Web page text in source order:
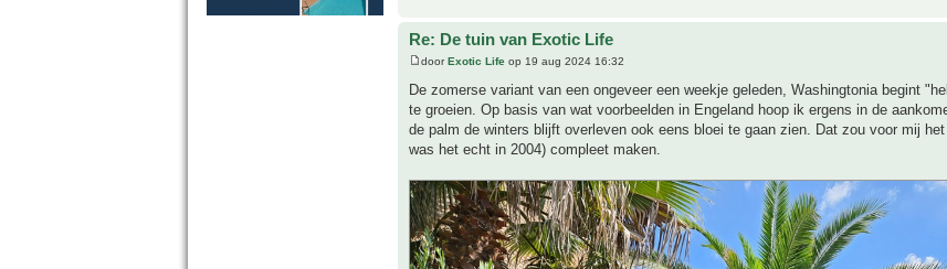
Re: De tuin van Exotic Life
doorExotic Life op 19 aug 2024 16:32
De zomerse variant van een ongeveer een weekje geleden, Washingtonia begint
te groeien. Op basis van wat voorbeelden in Engeland hoop ik ergens in de
de palm de winters blijft overleven ook eens bloei te gaan zien. Dat zou voor mij
was het echt in 2004) compleet maken.